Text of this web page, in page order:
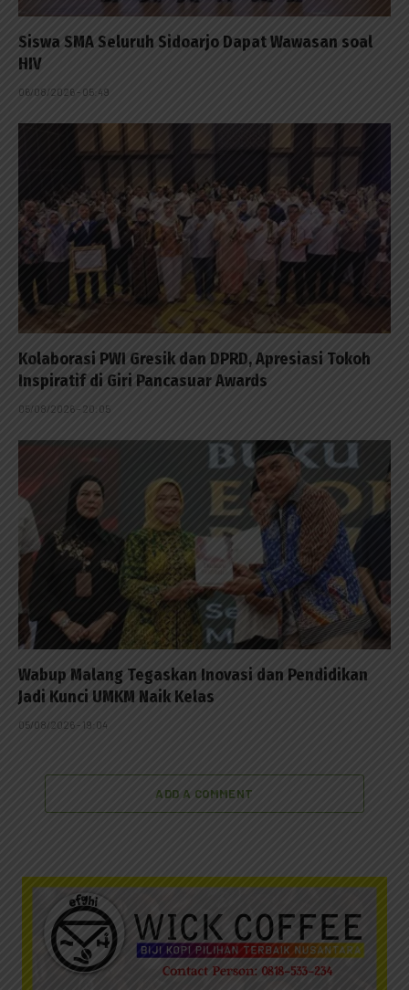
Siswa SMA Seluruh Sidoarjo Dapat Wawasan soal
HIV
06/08/2026 - 05:49
Kolaborasi PWI Gresik dan DPRD, Apresiasi Tokoh
Inspiratif di Giri Pancasuar Awards
05/08/2026 - 20:05
Wabup Malang Tegaskan Inovasi dan Pendidikan
Jadi Kunci UMKM Naik Kelas
05/08/2026 - 19:04
ADD A COMMENT